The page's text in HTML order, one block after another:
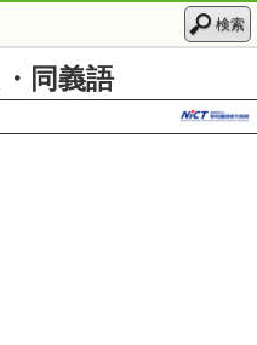
検索
同義語